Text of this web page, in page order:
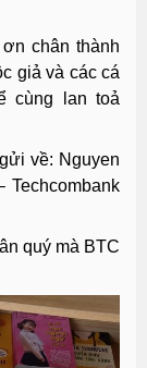
chân thành
giả và các cá
cùng lan toả
về: Nguyen
Techcombank
quý mà BTC